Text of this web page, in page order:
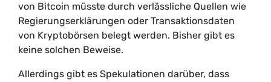
von Bitcoin müsste durch verlässliche Quellen wie
Regierungserklärungen oder Transaktionsdaten
von Kryptobörsen belegt werden. Bisher gibt es
keine solchen Beweise.
Allerdings gibt es Spekulationen darüber, dass